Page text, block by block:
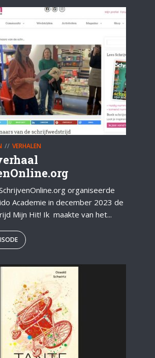
VERHALEN
organiseerde
Academie in december 2023 de
Mijn Hit! Ik maakte van het...